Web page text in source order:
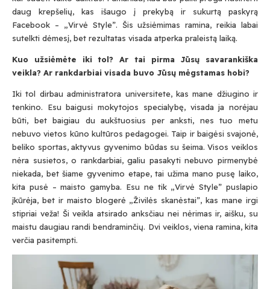
daug krepšelių, kas išaugo į prekybą ir sukurtą paskyrą
Facebook – „Virvė Style”. Šis užsiėmimas ramina, reikia labai
sutelkti dėmesį, bet rezultatas visada atperka praleistą laiką.
Kuo užsiėmėte iki tol? Ar tai pirma Jūsų savarankiška
veikla? Ar rankdarbiai visada buvo Jūsų mėgstamas hobi?
Iki tol dirbau administratora universitete, kas mane džiugino ir
tenkino. Esu baigusi mokytojos specialybę, visada ja norėjau
būti, bet baigiau du aukštuosius per anksti, nes tuo metu
nebuvo vietos kūno kultūros pedagogei. Taip ir baigėsi svajonė,
beliko sportas, aktyvus gyvenimo būdas su šeima. Visos veiklos
nėra susietos, o rankdarbiai, galiu pasakyti nebuvo pirmenybė
niekada, bet šiame gyvenimo etape, tai užima mano pusę laiko,
kita pusė – maisto gamyba. Esu ne tik „Virvė Style” puslapio
įkūrėja, bet ir maisto blogerė „Živilės skanėstai”, kas mane irgi
stipriai veža! Ši veikla atsirado anksčiau nei nėrimas ir, aišku, su
maistu daugiau randi bendraminčių. Dvi veiklos, viena ramina, kita
verčia pasitempti.